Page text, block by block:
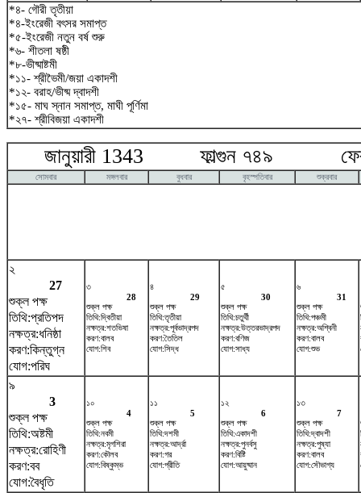
*৪- গৌরী তৃতীয়া
*৪-ইংরেজী বৎসর সমাপ্ত
*৫-ইংরেজী নতুন বর্ষ শুরু
*৬- শীতলা ষষ্ঠী
*৮-ভীষ্মাষ্টমী
*১১- শ্রীভৈমী/জয়া একাদশী
*১২- বরাহ/ভীষ্ম দ্বাদশী
*১৫- মাঘ স্নান সমাপ্ত, মাঘী পূর্ণিমা
*২৭- শ্রীবিজয়া একাদশী
জানুয়ারী 1343 ফাল্গুন ৭৪৯
সোমবার মঙ্গলবার বুধবার বৃহস্পতিবার শুক্রবার
২
27
শুক্ল পক্ষ
তিথি:প্রতিপদ
নক্ষত্র:ধনিষ্ঠা
করণ:কিন্তুগ্ন
যোগ:পরিঘ
৩
28
শুক্ল পক্ষ
তিথি:দ্বিতীয়া
নক্ষত্র:শতভিষ‌া
করণ:বালব
যোগ:শিব
৪
29
শুক্ল পক্ষ
তিথি:তৃতীয়া
নক্ষত্র:পূর্বভাদ্রপদ
করণ:তৈতিল
যোগ:সিদ্ধ
৫
30
শুক্ল পক্ষ
তিথি:চতুর্থী
নক্ষত্র:উত্তরভাদ্রপদ
করণ:বণিজ
যোগ:সাধ্য
৬
31
শুক্ল পক্ষ
তিথি:পঞ্চমী
নক্ষত্র:অশ্বিনী
করণ:বালব
যোগ:শুভ
৯
3
শুক্ল পক্ষ
তিথি:অষ্টমী
নক্ষত্র:রোহিণী
করণ:বব
যোগ:বৈধৃতি
১০
4
শুক্ল পক্ষ
তিথি:নবমী
নক্ষত্র:মৃগশিরা
করণ:কৌলব
যোগ:বিষ্কুম্ভ
১১
5
শুক্ল পক্ষ
তিথি:দশমী
নক্ষত্র:আর্দ্রা
করণ:গর
যোগ:প্রীতি
১২
6
শুক্ল পক্ষ
তিথি:একাদশী
নক্ষত্র:পুনর্বসু
করণ:বিষ্টি
যোগ:আয়ুষ্মান
১৩
7
শুক্ল পক্ষ
তিথি:দ্বাদশী
নক্ষত্র:পুষ্যা
করণ:বালব
যোগ:সৌভাগ্য